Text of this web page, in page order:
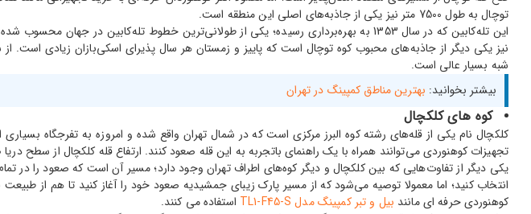
توچال به طول 7500 متر نیز یکی از جاذبه‌های اصلی این منطقه است.
این تله‌کابین که در سال 1353 به بهره‌برداری رسیده؛ یکی از طولانی‌ترین خطوط تله‌کابین
شبه بسیار عالی است.
بیشتر بخوانید: بهترین مناطق کمپینگ در تهران
کوه های کلکچال
کلکچال نام یکی از قله‌های رشته کوه البرز مرکزی است که در شمال تهران واقع شده و امروزه به تفرجگاه
تجهیزات کوهنوردی می‌توانند همراه با یک راهنمای باتجربه به این قله صعود کنند. ارتفاع قله کلکچال از سطح دریا 3350 متر است و نسبت به دیگر قله‌های معروف تهران، مسیر صعود جذاب‌تری دارد.
یکی دیگر از تفاوت‌هایی که بین کلکچال و دیگر کوه‌های اطراف تهران وجود دارد؛ مسیر آن است که صعود را در
انتخاب کنید؛ اما معمولا توصیه می‌شود که از مسیر پارک زیبای جمشیدیه صعود خود را آغاز کنید تا هم از
کوهنوردی حرفه ای مانند بیل و تبر کمپینگ مدل TL1-F45-S
استفاده می کنند.